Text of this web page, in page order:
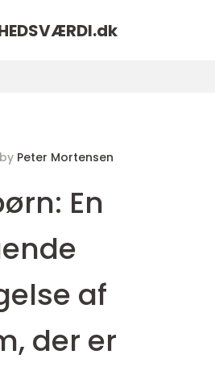
dk
by Peter Mortensen
En
af
der er